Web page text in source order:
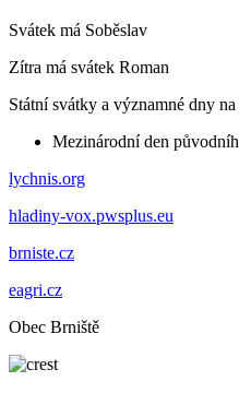
Svátek má Soběslav
Zítra má svátek Roman
Státní svátky a významné dny
Mezinárodní den
lychnis.org
hladiny-vox.pwsplus.eu
brniste.cz
eagri.cz
Obec Brniště